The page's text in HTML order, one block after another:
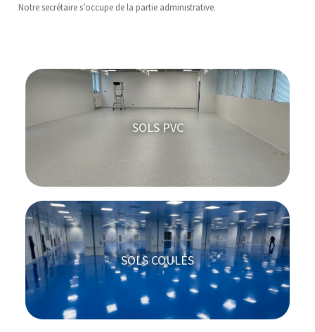
Notre secrétaire s’occupe de la partie administrative.
SOLS PVC
SOLS COULÉS